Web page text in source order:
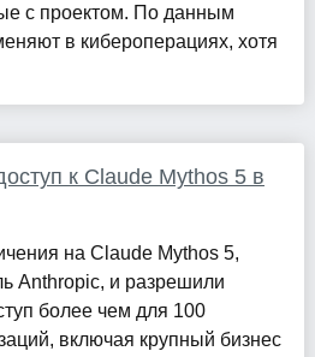
с проектом. По данным
в кибероперациях, хотя
к Claude Mythos 5 в
на Claude Mythos 5,
Anthropic, и разрешили
более чем для 100
включая крупный бизнес